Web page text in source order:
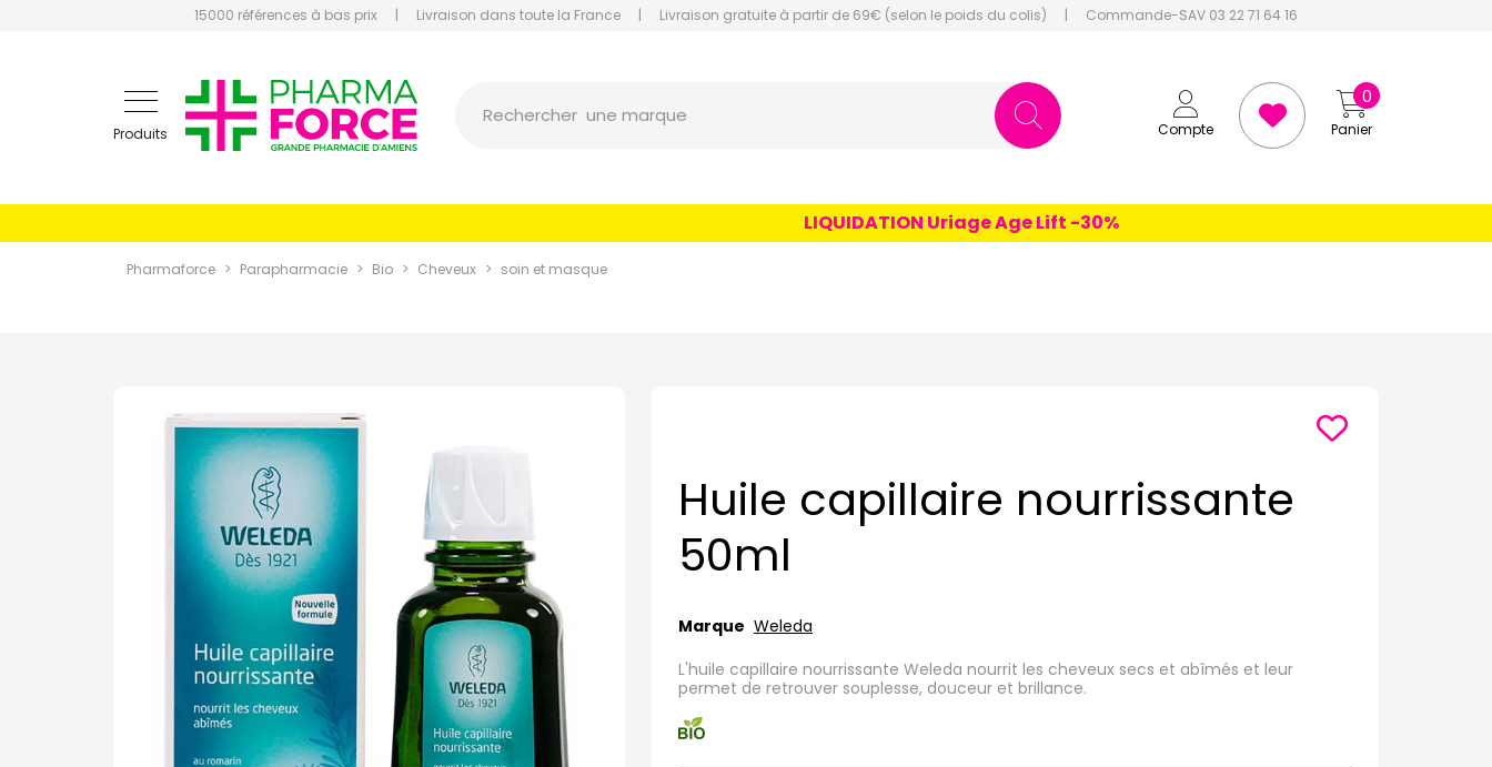
15000 références à bas prix | Livraison dans toute la France | Livraison gratuite à partir de 69€ (selon le poids du colis) | Commande-SAV 03 22 71 64 16
Produits Compte Panier
0
Rechercher un conseil
LIQUIDATION Uriage Age Lift -30%
Pharmaforce Parapharmacie Bio Cheveux soin et masque
Huile capillaire nourrissante
50ml
Marque Weleda
L'huile capillaire nourrissante Weleda nourrit les cheveux secs et abîmés et leur
permet de retrouver souplesse, douceur et brillance.